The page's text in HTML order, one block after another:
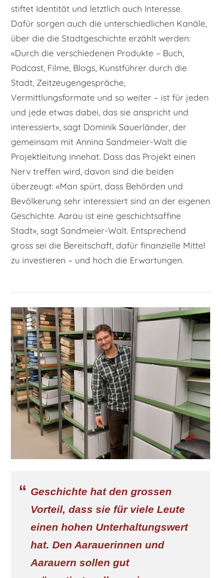
stiftet Identität und letztlich auch Interesse.
Dafür sorgen auch die unterschiedlichen Kanäle,
über die die Stadtgeschichte erzählt werden:
«Durch die verschiedenen Produkte – Buch,
Podcast, Filme, Blogs, Kunstführer durch die
Stadt, Zeitzeugengespräche,
Vermittlungsformate und so weiter – ist für jeden
und jede etwas dabei, das sie anspricht und
interessiert», sagt Dominik Sauerländer, der
gemeinsam mit Annina Sandmeier-Walt die
Projektleitung innehat. Dass das Projekt einen
Nerv treffen wird, davon sind die beiden
überzeugt: «Man spürt, dass Behörden und
Bevölkerung sehr interessiert sind an der eigenen
Geschichte. Aarau ist eine geschichtsaffine
Stadt», sagt Sandmeier-Walt. Entsprechend
gross sei die Bereitschaft, dafür finanzielle Mittel
zu investieren – und hoch die Erwartungen.
Geschichte hat den grossen
Vorteil, dass sie für viele Leute
einen hohen Unterhaltungswert
hat. Den Aarauerinnen und
Aarauern sollen gut